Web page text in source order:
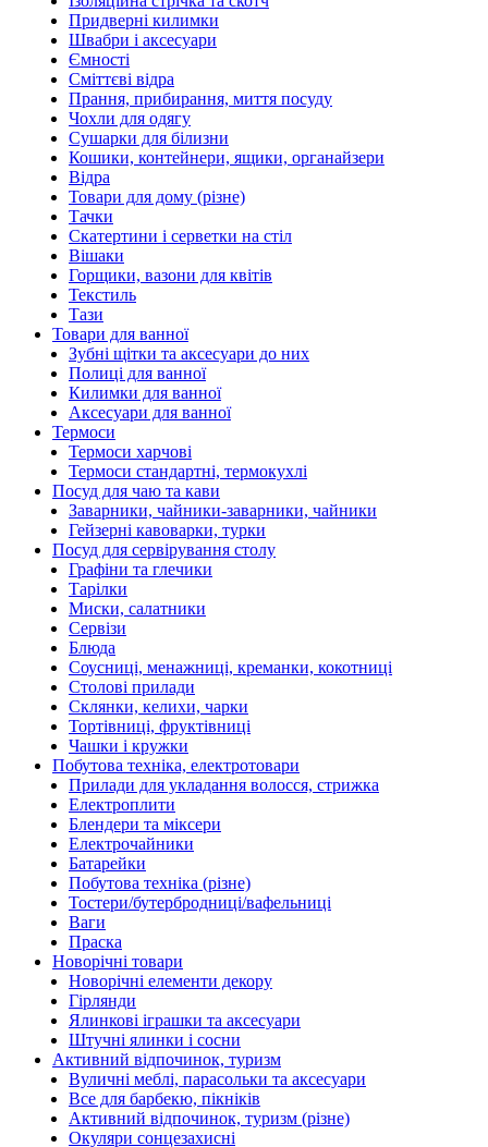
Придверні килимки
Швабри і аксесуари
Ємності
Сміттєві відра
Прання, прибирання, миття посуду
Чохли для одягу
Сушарки для білизни
Кошики, контейнери, ящики, органайзери
Відра
Товари для дому (різне)
Тачки
Скатертини і серветки на стіл
Вішаки
Горщики, вазони для квітів
Текстиль
Тази
Товари для ванної
Зубні щітки та аксесуари до них
Полиці для ванної
Килимки для ванної
Аксесуари для ванної
Термоси
Термоси харчові
Термоси стандартні, термокухлі
Посуд для чаю та кави
Заварники, чайники-заварники, чайники
Гейзерні кавоварки, турки
Посуд для сервірування столу
Графіни та глечики
Тарілки
Миски, салатники
Сервізи
Блюда
Соусниці, менажниці, креманки, кокотниці
Столові прилади
Склянки, келихи, чарки
Тортівниці, фруктівниці
Чашки і кружки
Побутова техніка, електротовари
Прилади для укладання волосся, стрижка
Електроплити
Блендери та міксери
Електрочайники
Батарейки
Побутова техніка (різне)
Тостери/бутербродниці/вафельниці
Ваги
Праска
Новорічні товари
Новорічні елементи декору
Гірлянди
Ялинкові іграшки та аксесуари
Штучні ялинки і сосни
Активний відпочинок, туризм
Вуличні меблі, парасольки та аксесуари
Все для барбекю, пікніків
Активний відпочинок, туризм (різне)
Окуляри сонцезахисні